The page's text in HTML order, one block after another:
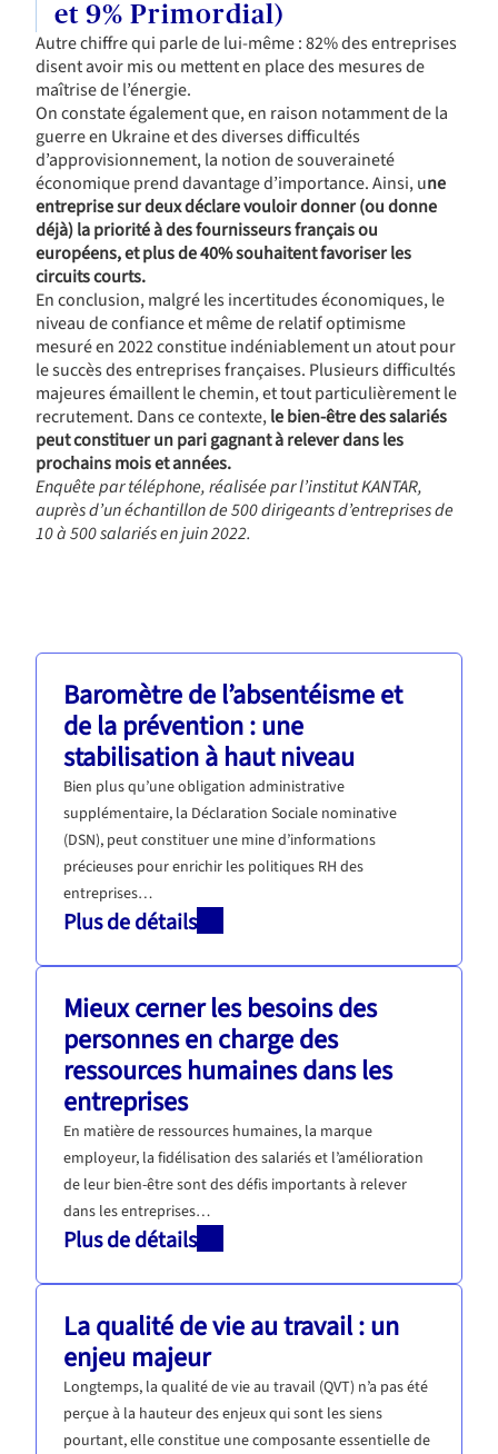
et 9% Primordial)
Autre chiffre qui parle de lui-même : 82% des entreprises
disent avoir mis ou mettent en place des mesures de
maîtrise de l’énergie.
On constate également que, en raison notamment de la
guerre en Ukraine et des diverses difficultés
d’approvisionnement, la notion de souveraineté
économique prend davantage d’importance. Ainsi, une
entreprise sur deux déclare vouloir donner (ou donne
déjà) la priorité à des fournisseurs français ou
européens, et plus de 40% souhaitent favoriser les
circuits courts.
En conclusion, malgré les incertitudes économiques, le
niveau de confiance et même de relatif optimisme
mesuré en 2022 constitue indéniablement un atout pour
le succès des entreprises françaises. Plusieurs difficultés
majeures émaillent le chemin, et tout particulièrement le
recrutement. Dans ce contexte,le bien-être des salariés
peut constituer un pari gagnant à relever dans les
prochains mois et années.
Enquête par téléphone, réalisée par l’institut KANTAR,
auprès d’un échantillon de 500 dirigeants d’entreprises de
10 à 500 salariés en juin 2022.
Baromètre de l’absentéisme et
de la prévention : une
stabilisation à haut niveau
Bien plus qu’une obligation administrative
supplémentaire, la Déclaration Sociale nominative
(DSN), peut constituer une mine d’informations
précieuses pour enrichir les politiques RH des
entreprises…
Plus de détails
Mieux cerner les besoins des
personnes en charge des
ressources humaines dans les
entreprises
En matière de ressources humaines, la marque
employeur, la fidélisation des salariés et l’amélioration
de leur bien-être sont des défis importants à relever
dans les entreprises…
Plus de détails
La qualité de vie au travail : un
enjeu majeur
Longtemps, la qualité de vie au travail (QVT) n’a pas été
perçue à la hauteur des enjeux qui sont les siens
pourtant, elle constitue une composante essentielle de